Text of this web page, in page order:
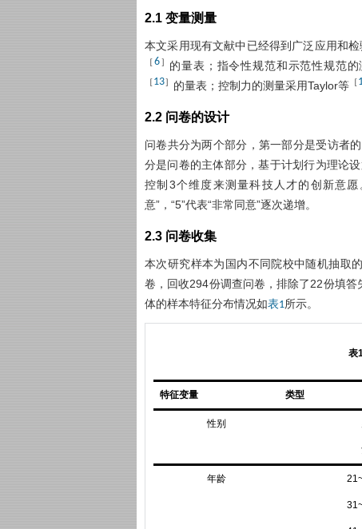
2.1 变量测量
本文采用现有文献中已经得到广泛应用和
［6］ 的量表；指令性规范和示范性规范的
［13］ 的量表；控制力的测量采用Taylor等 ［
2.2 问卷的设计
问卷共分为两个部分，第一部分是受访者
分是问卷的主体部分，基于计划行为理论
控制3个维度来测量科技人才的创新意愿
意”，“5”代表“非常同意”逐次递增。
2.3 问卷收集
本次研究样本为国内不同院校中随机抽取
卷，回收294份调查问卷，排除了22份填
体的样本特征分布情况如表1所示。
表
特征变量 类型
性别
年龄